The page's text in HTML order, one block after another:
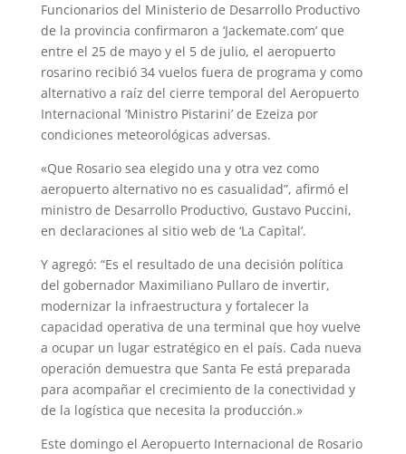
Funcionarios del Ministerio de Desarrollo Productivo
de la provincia confirmaron a ‘Jackemate.com’ que
entre el 25 de mayo y el 5 de julio, el aeropuerto
rosarino recibió 34 vuelos fuera de programa y como
alternativo a raíz del cierre temporal del Aeropuerto
Internacional ‘Ministro Pistarini’ de Ezeiza por
condiciones meteorológicas adversas.
«Que Rosario sea elegido una y otra vez como
aeropuerto alternativo no es casualidad”, afirmó el
ministro de Desarrollo Productivo, Gustavo Puccini,
en declaraciones al sitio web de ‘La Capìtal’.
Y agregó: “Es el resultado de una decisión política
del gobernador Maximiliano Pullaro de invertir,
modernizar la infraestructura y fortalecer la
capacidad operativa de una terminal que hoy vuelve
a ocupar un lugar estratégico en el país. Cada nueva
operación demuestra que Santa Fe está preparada
para acompañar el crecimiento de la conectividad y
de la logística que necesita la producción.»
Este domingo el Aeropuerto Internacional de Rosario